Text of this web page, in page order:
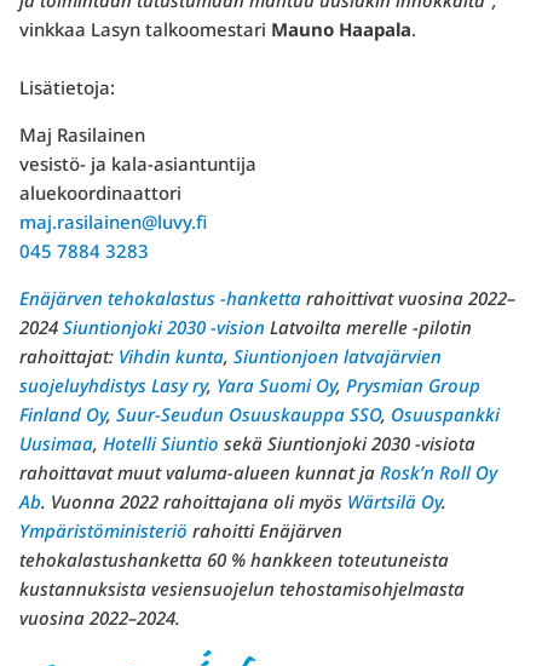
vinkkaa Lasyn talkoomestari Mauno Haapala.
Lisätietoja:
Maj Rasilainen
vesistö- ja kala-asiantuntija
aluekoordinaattori
maj.rasilainen@luvy.fi
045 7884 3283
Enäjärven tehokalastus -hankettarahoittivat vuosina 2022–
2024 Siuntionjoki 2030 -vision Latvoilta merelle -pilotin
rahoittajat: Vihdin kunta, Siuntionjoen latvajärvien
suojeluyhdistys Lasy ry, Yara Suomi Oy, Prysmian Group
Finland Oy, Suur-Seudun Osuuskauppa SSO, Osuuspankki
Uusimaa, Hotelli Siuntio sekä Siuntionjoki 2030 -visiota
rahoittavat muut valuma-alueen kunnat ja Rosk’n Roll Oy
Ab. Vuonna 2022 rahoittajana oli myös Wärtsilä Oy.
Ympäristöministeriö rahoitti Enäjärven
tehokalastushanketta 60 % hankkeen toteutuneista
kustannuksista vesiensuojelun tehostamisohjelmasta
vuosina 2022–2024.